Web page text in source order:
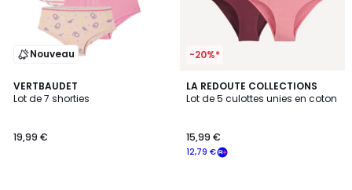
Nouveau
VERTBAUDET
Lot de 7 shorties
19,99 €
-20%*
LA REDOUTE COLLECTIONS
Lot de 5 culottes unies en coton
12,79 €
15,99 €
4,9
/ 5
2
Couleurs